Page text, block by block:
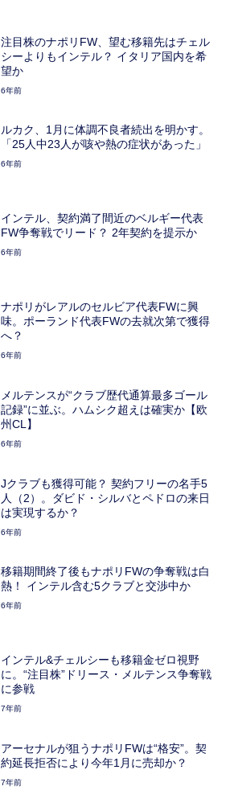
注目株のナポリFW、望む移籍先はチェル
シーよりもインテル？ イタリア国内を希
望か
6年前
ルカク、1月に体調不良者続出を明かす。
「25人中23人が咳や熱の症状があった」
6年前
インテル、契約満了間近のベルギー代表
FW争奪戦でリード？ 2年契約を提示か
6年前
ナポリがレアルのセルビア代表FWに興
味。ポーランド代表FWの去就次第で獲得
へ？
6年前
メルテンスが“クラブ歴代通算最多ゴール
記録”に並ぶ。ハムシク超えは確実か【欧
州CL】
6年前
Jクラブも獲得可能？ 契約フリーの名手5
人（2）。ダビド・シルバとペドロの来日
は実現するか？
6年前
移籍期間終了後もナポリFWの争奪戦は白
熱！ インテル含む5クラブと交渉中か
6年前
インテル&チェルシーも移籍金ゼロ視野
に。“注目株”ドリース・メルテンス争奪戦
に参戦
7年前
アーセナルが狙うナポリFWは“格安”。契
約延長拒否により今年1月に売却か？
7年前